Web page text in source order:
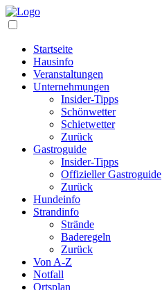
Startseite
Hausinfo
Veranstaltungen
Unternehmungen
Insider-Tipps
Schönwetter
Schietwetter
Zurück
Gastroguide
Insider-Tipps
Offizieller Gastroguide
Zurück
Hundeinfo
Strandinfo
Strände
Baderegeln
Zurück
Von A-Z
Notfall
Ortsplan